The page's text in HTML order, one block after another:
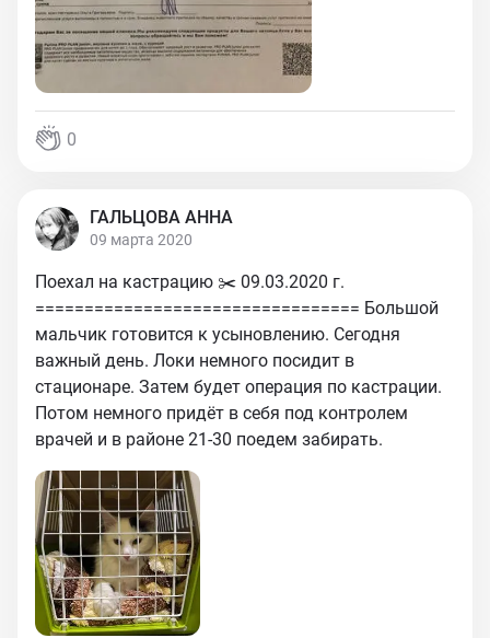
0
ГАЛЬЦОВА АННА
09 марта 2020
Поехал на кастрацию ✂️ 09.03.2020 г.
================================= Большой
мальчик готовится к усыновлению. Сегодня
важный день. Локи немного посидит в
стационаре. Затем будет операция по кастрации.
Потом немного придёт в себя под контролем
врачей и в районе 21-30 поедем забирать.